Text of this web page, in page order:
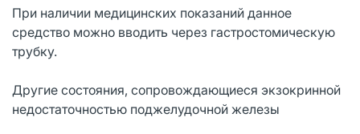
При наличии медицинских показаний данное
средство можно вводить через гастростомическую
трубку.
Другие состояния, сопровождающиеся экзокринной
недостаточностью поджелудочной железы